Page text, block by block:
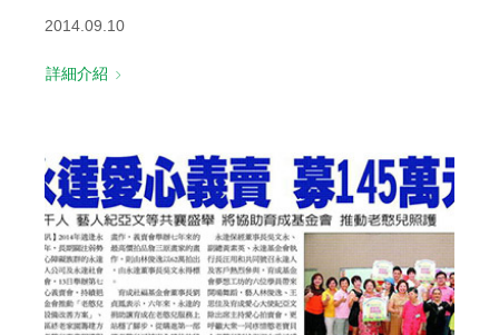
2014.09.10
詳細介紹